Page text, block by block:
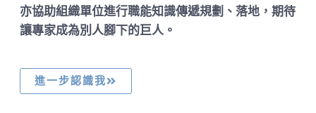
亦協助組織單位進行職能知識傳遞規劃、落地，期待
讓專家成為別人腳下的巨人。
進一步認識我